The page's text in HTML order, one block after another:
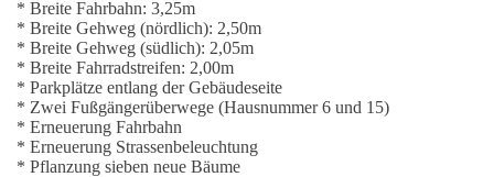
* Breite Fahrbahn: 3,25m
* Breite Gehweg (nördlich): 2,50m
* Breite Gehweg (südlich): 2,05m
* Breite Fahrradstreifen: 2,00m
* Parkplätze entlang der Gebäudeseite
* Zwei Fußgängerüberwege (Hausnummer 6 und 15)
* Erneuerung Fahrbahn
* Erneuerung Strassenbeleuchtung
* Pflanzung sieben neue Bäume